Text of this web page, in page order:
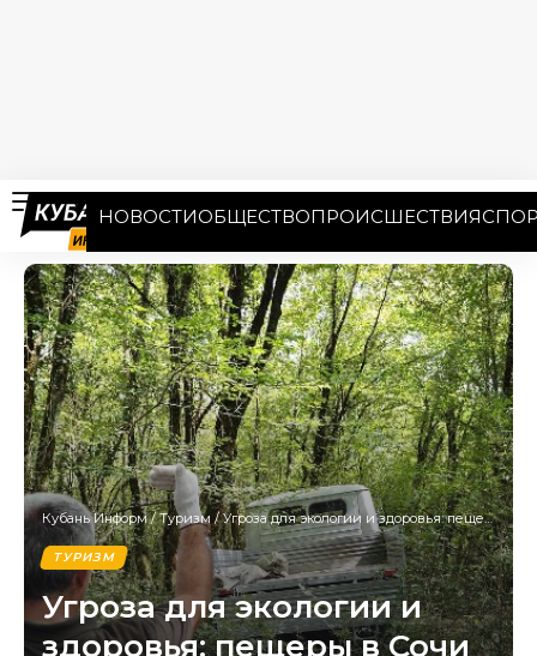
НОВОСТИОБЩЕСТВОПРОИСШЕСТВИЯ
Кубань Информ/Туризм /Угроза для экологии и здоровья: пещеры в Сочи превращаются в свалки
ТУРИЗМ
Угроза для экологии и
здоровья: пещеры в Сочи